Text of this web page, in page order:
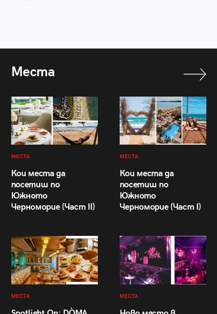
Места
МЕСТА
Кои места да
посетиш по
Южното
Черноморие (Част II)
МЕСТА
Кои места да
посетиш по
Южното
Черноморие (Част I)
МЕСТА МЕСТА